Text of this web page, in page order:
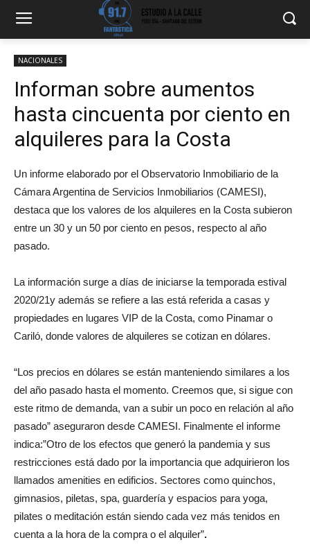
NACIONALES
Informan sobre aumentos
hasta cincuenta por ciento en
alquileres para la Costa
Un informe elaborado por el Observatorio Inmobiliario de la
Cámara Argentina de Servicios Inmobiliarios (CAMESI),
destaca que los valores de los alquileres en la Costa subieron
entre un 30 y un 50 por ciento en pesos, respecto al año
pasado.
La información surge a días de iniciarse la temporada estival
2020/21y además se refiere a las está referida a casas y
propiedades en lugares VIP de la Costa, como Pinamar o
Cariló, donde valores de alquileres se cotizan en dólares.
“Los precios en dólares se están manteniendo similares a los
del año pasado hasta el momento. Creemos que, si sigue con
este ritmo de demanda, van a subir un poco en relación al año
pasado” aseguraron desde CAMESI. Finalmente el informe
indica:”Otro de los efectos que generó la pandemia y sus
restricciones está dado por la importancia que adquirieron los
llamados amenities en edificios. Sectores como quinchos,
gimnasios, piletas, spa, guardería y espacios para yoga,
pilates o meditación están siendo cada vez más tenidos en
cuenta a la hora de la compra o el alquiler”.